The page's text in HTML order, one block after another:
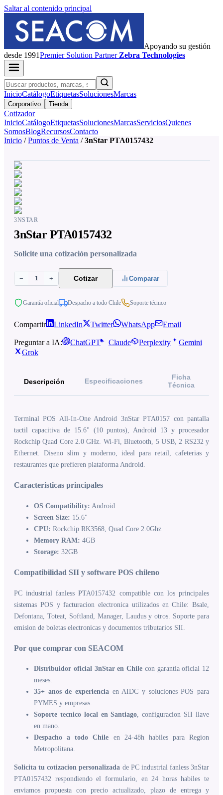
Saltar al contenido principal
Apoyando su gestión
desde 1991PremierSolution Partner Zebra Technologies
InicioCatálogoEtiquetasSolucionesMarcas
Corporativo Tienda
Cotizador
InicioCatálogoEtiquetasSolucionesMarcasServiciosQuienes
SomosBlogRecursosContacto
Inicio / Puntos de Venta / 3nStar PTA0157432
3NSTAR
3nStar PTA0157432
Solicite una cotización personalizada
− 1 + Cotizar Comparar
Garantía oficial Despacho a todo Chile Soporte técnico
Compartir LinkedIn Twitter WhatsApp Email
Preguntar a IA: ChatGPT Claude Perplexity
Gemini
Grok
Descripción Especificaciones
Ficha
Técnica
Terminal POS All-In-One Android 3nStar PTA0157 con pantalla
tactil capacitiva de 15.6" (10 puntos), Android 13 y procesador
Rockchip Quad Core 2.0 GHz. Wi-Fi, Bluetooth, 5 USB, 2 RS232 y
Ethernet. Diseno slim y moderno, ideal para retail, cafeterias y
restaurantes que prefieren plataforma Android.
Caracteristicas principales
OS Compatibility: Android
Screen Size: 15.6"
CPU: Rockchip RK3568, Quad Core 2.0Ghz
Memory RAM: 4GB
Storage: 32GB
Compatibilidad SII y software POS chileno
PC industrial fanless PTA0157432 compatible con los principales
sistemas POS y facturacion electronica utilizados en Chile: Bsale,
Defontana, Toteat, Softland, Manager, Laudus y otros. Soporte para
emision de boletas electronicas y documentos tributarios SII.
Por que comprar con SEACOM
Distribuidor oficial 3nStar en Chile con garantia oficial 12
meses.
35+ anos de experiencia en AIDC y soluciones POS para
PYMES y empresas.
Soporte tecnico local en Santiago, configuracion SII llave
en mano.
Despacho a todo Chile en 24-48h habiles para Region
Metropolitana.
Solicita tu cotizacion personalizada de PC industrial fanless 3nStar
PTA0157432 respondiendo el formulario, en 24 horas habiles te
enviamos propuesta con precio actualizado, plazo de entrega y